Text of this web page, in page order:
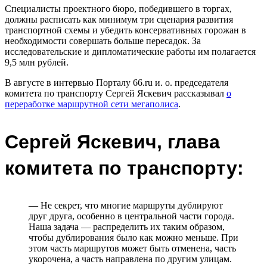
Специалисты проектного бюро, победившего в торгах,
должны расписать как минимум три сценария развития
транспортной схемы и убедить консервативных горожан в
необходимости совершать больше пересадок. За
исследовательские и дипломатические работы им полагается
9,5 млн рублей.
В августе в интервью Порталу 66.ru и. о. председателя
комитета по транспорту Сергей Яскевич рассказывал о
переработке маршрутной сети мегаполиса.
Сергей Яскевич, глава
комитета по транспорту:
— Не секрет, что многие маршруты дублируют
друг друга, особенно в центральной части города.
Наша задача — распределить их таким образом,
чтобы дублирования было как можно меньше. При
этом часть маршрутов может быть отменена, часть
укорочена, а часть направлена по другим улицам.